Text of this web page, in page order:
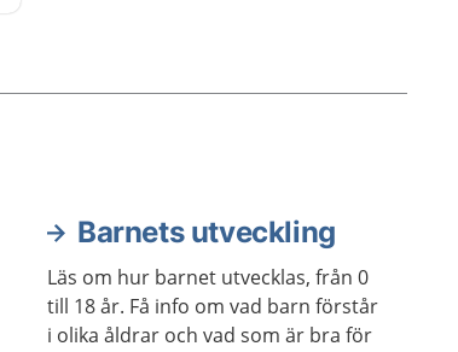
Barnets utveckling
Läs om hur barnet utvecklas, från 0
till 18 år. Få info om vad barn förstår
i olika åldrar och vad som är bra för